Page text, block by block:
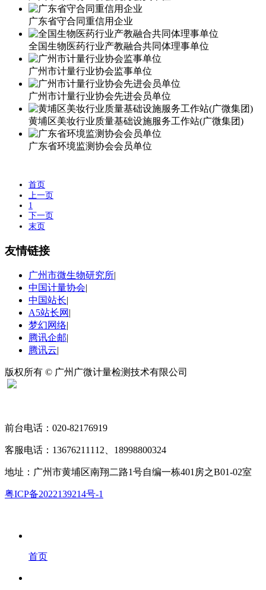
广东省守合同重信用企业
全国生物医药行业产教融合共同体理事单位
广州市计量行业协会监事单位
广州市计量行业协会先进会员单位
黄埔区美妆行业质量基础设施服务工作站(广微集团)
广东省环境监测协会会员单位
首页
上一页
1
下一页
末页
友情链接
广州市微生物研究所|
中国计量协会|
中国站长|
A5站长网 |
梦幻网络|
腾讯企邮|
腾讯云|
版权所有 © 广州广微计量检测技术有限公司
前台电话：020-82176919
客服电话：13676211112、18998800324
地址：广州市黄埔区南翔二路1号自编一栋401房之B01-02室
粤ICP备2022139214号-1
首页